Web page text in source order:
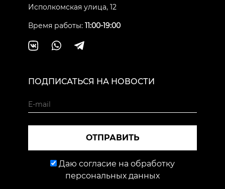
Исполкомская улица, 12
Время работы: 11:00-19:00
ПОДПИСАТЬСЯ НА НОВОСТИ
ОТПРАВИТЬ
Даю согласие на обработку
персональных данных